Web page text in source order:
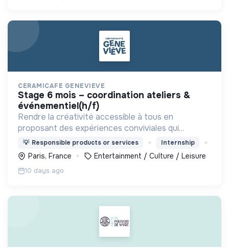
CERAMICAFE GENEVIEVE
stage 6 mois – coordination ateliers &
événementiel(h/f)
Rendre la créativité accessible à tous en
proposant des expériences conviviales qui
favorisent le bien-être, le lien social et l'expression
de soi.
💡 Responsible products or services Internship
Paris, France Entertainment / Culture / Leisure
10 days ago